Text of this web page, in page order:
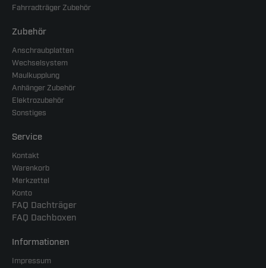
Fahrradträger Zubehör
Zubehör
Anschraubplatten
Wechselsystem
Maulkupplung
Anhänger Zubehör
Elektrozubehör
Sonstiges
Service
Kontakt
Warenkorb
Merkzettel
Konto
FAQ Dachträger
FAQ Dachboxen
Informationen
Impressum